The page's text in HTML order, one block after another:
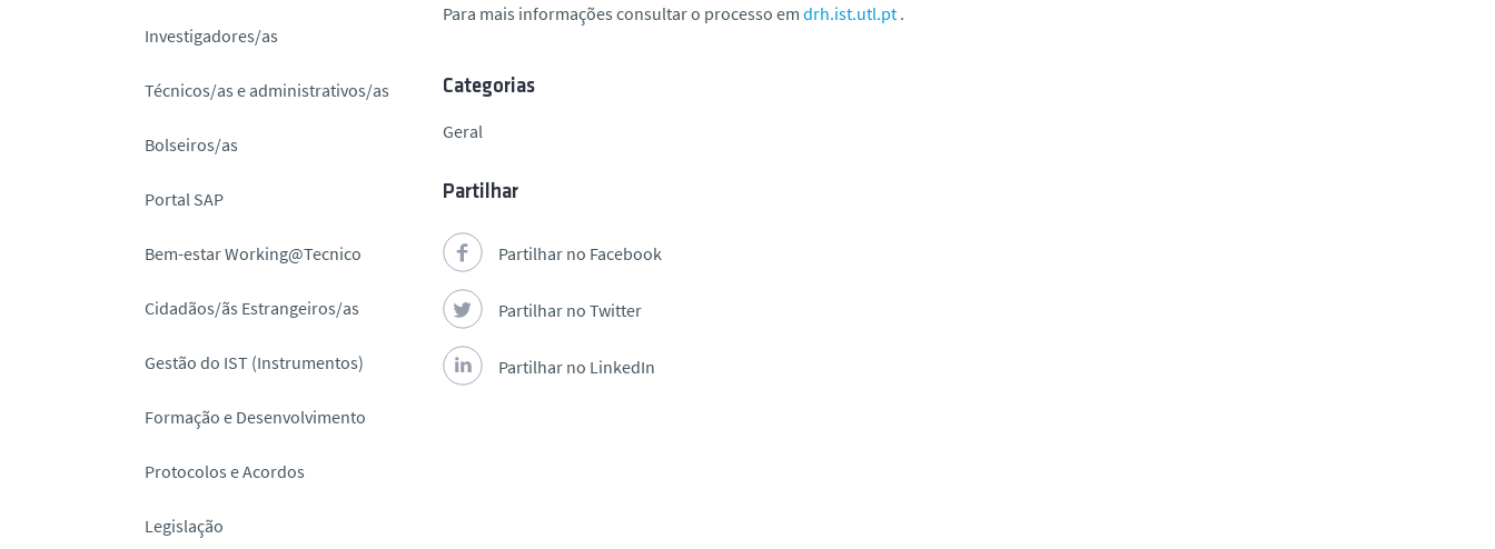
Investigadores/as
Técnicos/as e administrativos/as
Bolseiros/as
Portal SAP
Bem-estar Working@Tecnico
Cidadãos/ãs Estrangeiros/as
Gestão do IST (Instrumentos)
Formação e Desenvolvimento
Protocolos e Acordos
Legislação
Para mais informações consultar o processo em drh.ist.utl.pt .
Categorias
Geral
Partilhar
Partilhar no Facebook
Partilhar no Twitter
Partilhar no LinkedIn